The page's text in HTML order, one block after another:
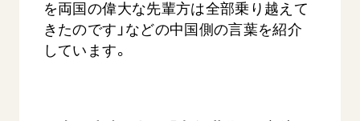
を両国の偉大な先輩方は全部乗り越えて
きたのです」などの中国側の言葉を紹介
しています。